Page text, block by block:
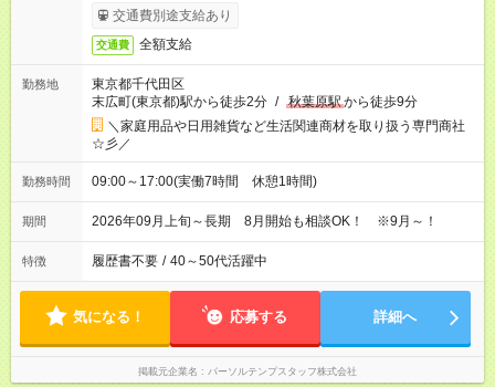
交通費別途支給あり
交通費 全額支給
勤務地
東京都千代田区
末広町(東京都)駅から徒歩2分 / 秋葉原駅から徒歩9分
＼家庭用品や日用雑貨など生活関連商材を取り扱う専門商社
☆彡／
勤務時間 09:00～17:00(実働7時間 休憩1時間)
期間 2026年09月上旬～長期 8月開始も相談OK！ ※9月～！
特徴 履歴書不要 / 40～50代活躍中
気になる！ 応募する 詳細へ
掲載元企業名 パーソルテンプスタッフ株式会社